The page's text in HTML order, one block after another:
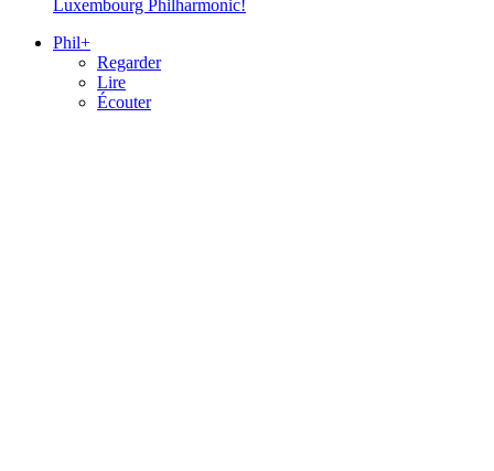
Luxembourg Philharmonic!
Phil+
Regarder
Lire
Écouter